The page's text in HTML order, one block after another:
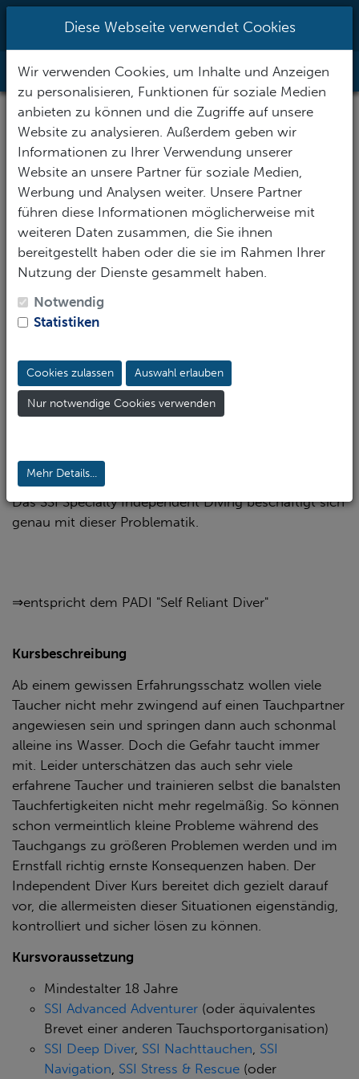
tauchsportzentrum.de
Toggle
SSI Independent Diver
399€
inkl. SSI Trainingsmaterial
Du verlässt dich nicht gerne auf andere? Du tauchst
findest? Oder es kommt vor, dass man beim Tauchen
unfreiwillig vom Partner getrennt wird.
Das SSI Specialty Independent Diving beschäftigt sich
genau mit dieser Problematik.
⇒entspricht dem PADI "Self Reliant Diver"
Kursbeschreibung
Ab einem gewissen Erfahrungsschatz wollen viele
Taucher nicht mehr zwingend auf einen Tauchpartner
angewiesen sein und springen dann auch schonmal
alleine ins Wasser. Doch die Gefahr taucht immer
mit. Leider unterschätzen das auch sehr viele
erfahrene Taucher und trainieren selbst die banalsten
Tauchfertigkeiten nicht mehr regelmäßig. So können
schon vermeintlich kleine Probleme während des
Tauchgangs zu größeren Problemen werden und im
Ernstfall richtig ernste Konsequenzen haben. Der
Independent Diver Kurs bereitet dich gezielt darauf
vor, die allermeisten dieser Situationen eigenständig,
kontrolliert und sicher lösen zu können.
Kursvoraussetzung
Mindestalter 18 Jahre
SSI Advanced Adventurer (oder äquivalentes
Brevet einer anderen Tauchsportorganisation)
SSI Deep Diver, SSI Nachttauchen, SSI
Navigation, SSI Stress & Rescue (oder
Diese Webseite verwendet Cookies
Wir verwenden Cookies, um Inhalte und Anzeigen
zu personalisieren, Funktionen für soziale Medien
anbieten zu können und die Zugriffe auf unsere
Website zu analysieren. Außerdem geben wir
Informationen zu Ihrer Verwendung unserer
Website an unsere Partner für soziale Medien,
Werbung und Analysen weiter. Unsere Partner
führen diese Informationen möglicherweise mit
weiteren Daten zusammen, die Sie ihnen
bereitgestellt haben oder die sie im Rahmen Ihrer
Nutzung der Dienste gesammelt haben.
Notwendig
Statistiken
Cookies zulassen Auswahl erlauben
Nur notwendige Cookies verwenden
Mehr Details...